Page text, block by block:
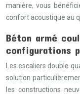
manière, vous
confort acoustique au
Béton armé
configurations
Les escaliers double
solution
les constructions